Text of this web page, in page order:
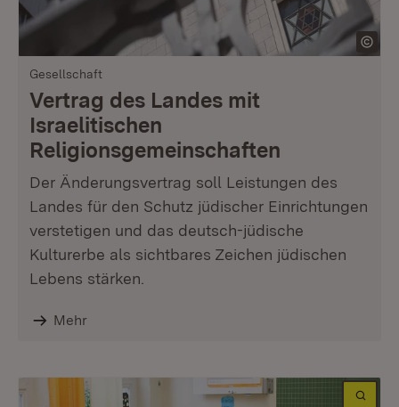
Gesellschaft
Vertrag des Landes mit
Israelitischen
Religionsgemeinschaften
Der Änderungsvertrag soll Leistungen des
Landes für den Schutz jüdischer Einrichtungen
verstetigen und das deutsch-jüdische
Kulturerbe als sichtbares Zeichen jüdischen
Lebens stärken.
Mehr